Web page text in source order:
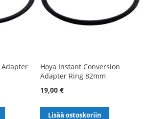
Adapter
Hoya Instant Conversion
Adapter Ring 82mm
19,00 €
Lisää ostoskoriin